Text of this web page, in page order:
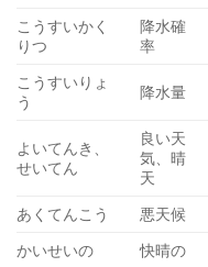
こうすいかく
りつ
降水確
率
こうすいりょ
う
降水量
よいてんき、
せいてん
良い天
気、晴
天
あくてんこう 悪天候
かいせいの 快晴の